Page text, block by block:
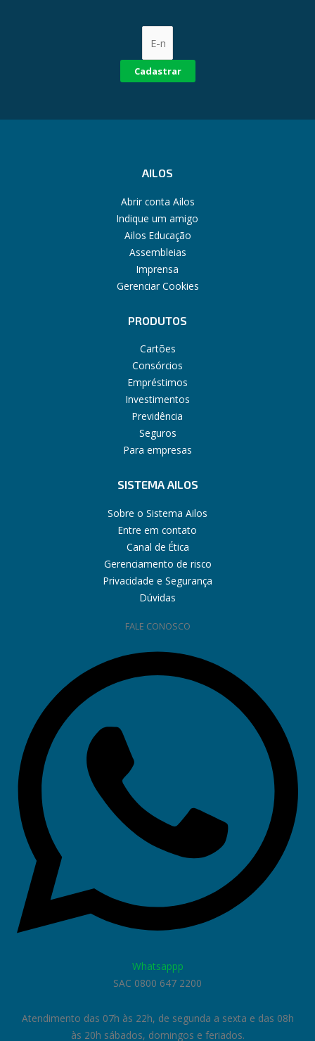
Cadastrar
AILOS
Abrir conta Ailos
Indique um amigo
Ailos Educação
Assembleias
Imprensa
Gerenciar Cookies
PRODUTOS
Cartões
Consórcios
Empréstimos
Investimentos
Previdência
Seguros
Para empresas
SISTEMA AILOS
Sobre o Sistema Ailos
Entre em contato
Canal de Ética
Gerenciamento de risco
Privacidade e Segurança
Dúvidas
FALE CONOSCO
Whatsappp
SAC 0800 647 2200
Atendimento das 07h às 22h, de segunda a sexta e das 08h
às 20h sábados, domingos e feriados.